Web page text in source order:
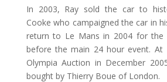
In 2003, Ray sold the car to
Cooke who campaigned the car in
return to Le Mans in 2004 for the
before the main 24 hour event. At
Olympia Auction in December
bought by Thierry Boue of London.